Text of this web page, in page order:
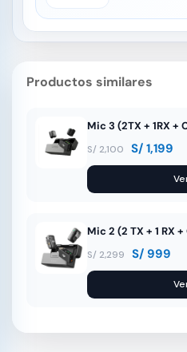
Productos similares
Mic 3 (2TX + 1RX +
S/ 2,100 S/ 1,199
Mic 2 (2 TX + 1 RX
S/ 2,299 S/ 999